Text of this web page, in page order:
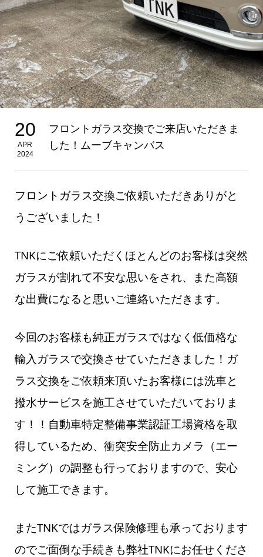
20
APR
2024
フロントガラス交換でご来店いただきま
した！ムーブキャンバス
フロントガラス交換ご依頼いただきありがと
うございました！
TNKにご依頼いただくほとんどのお客様は突然
ガラスが割れて不安な思いをされ、また高額
な出費になると思いご連絡いただきます。
今回のお客様も純正ガラスではなく低価格な
輸入ガラスで交換させていただきました！ガ
ラス交換をご依頼来頂いたお客様には洗車と
撥水サービスを施工させていただいておりま
す！！自動車特定整備事業認証工場資格を取
得しているため、衝突安全防止カメラ（エー
ミング）の調整も行っておりますので、安心
して施工できます。
またTNKではガラス保険修理も承っております
のでご面倒な手続きも弊社TNKにお任せくださ